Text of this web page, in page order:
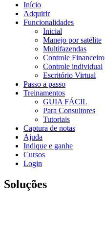
Início
Adquirir
Funcionalidades
Inicial
Manejo por satélite
Multifazendas
Controle Financeiro
Controle individual
Escritório Virtual
Passo a passo
Treinamentos
GUIA FÁCIL
Para Consultores
Tutoriais
Captura de notas
Ajuda
Indique e ganhe
Cursos
Login
Soluções